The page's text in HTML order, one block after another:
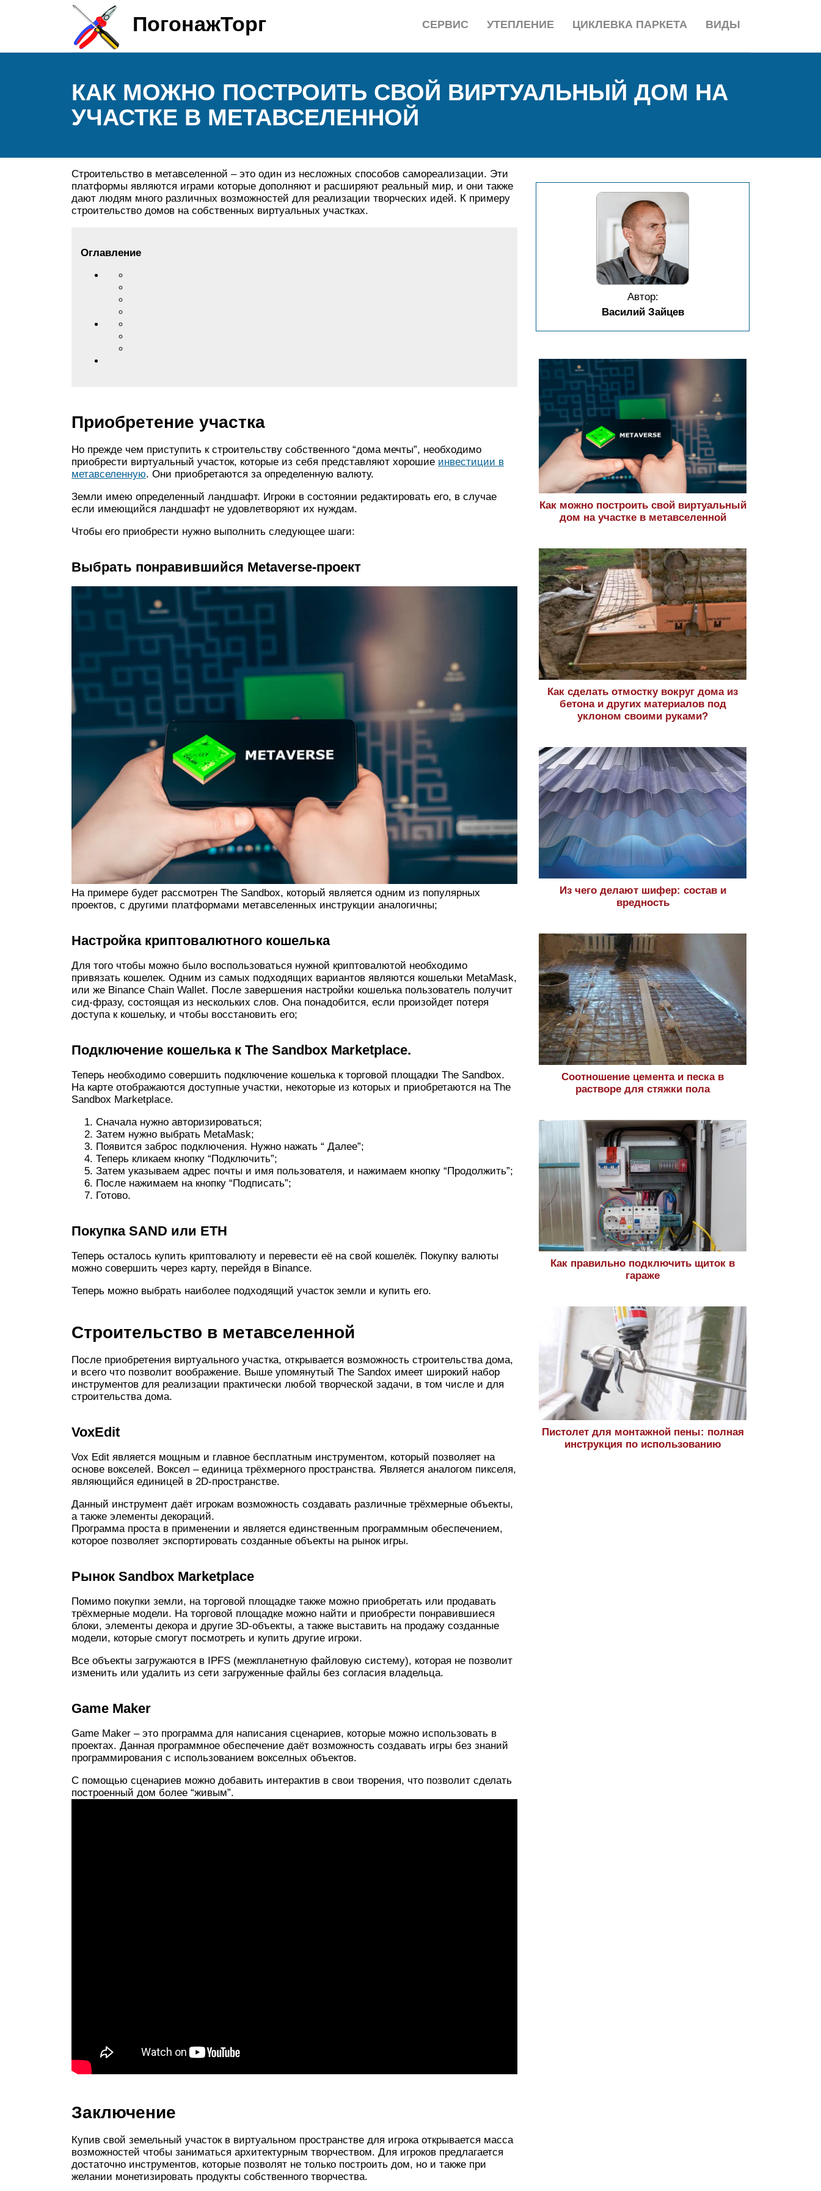
ПогонажТорг ВИДЫ
ЦИКЛЕВКА ПАРКЕТА
УТЕПЛЕНИЕ
СЕРВИС
КАК МОЖНО ПОСТРОИТЬ СВОЙ ВИРТУАЛЬНЫЙ ДОМ НА
УЧАСТКЕ В МЕТАВСЕЛЕННОЙ
Строительство в метавселенной – это один из несложных способов самореализации. Эти
платформы являются играми которые дополняют и расширяют реальный мир, и они также
дают людям много различных возможностей для реализации творческих идей. К примеру
строительство домов на собственных виртуальных участках.
Оглавление
Приобретение участка
Но прежде чем приступить к строительству собственного “дома мечты”, необходимо
приобрести виртуальный участок, которые из себя представляют хорошие инвестиции в
метавселенную. Они приобретаются за определенную валюту.
Земли имею определенный ландшафт. Игроки в состоянии редактировать его, в случае
если имеющийся ландшафт не удовлетворяют их нуждам.
Чтобы его приобрести нужно выполнить следующее шаги:
Выбрать понравившийся Metaverse-проект
На примере будет рассмотрен The Sandbox, который является одним из популярных
проектов, с другими платформами метавселенных инструкции аналогичны;
Настройка криптовалютного кошелька
Для того чтобы можно было воспользоваться нужной криптовалютой необходимо
привязать кошелек. Одним из самых подходящих вариантов являются кошельки MetaMask,
или же Binance Chain Wallet. После завершения настройки кошелька пользователь получит
сид-фразу, состоящая из нескольких слов. Она понадобится, если произойдет потеря
доступа к кошельку, и чтобы восстановить его;
Подключение кошелька к The Sandbox Marketplace.
Теперь необходимо совершить подключение кошелька к торговой площадки The Sandbox.
На карте отображаются доступные участки, некоторые из которых и приобретаются на The
Sandbox Marketplace.
Сначала нужно авторизироваться;
Затем нужно выбрать MetaMask;
Появится заброс подключения. Нужно нажать “ Далее”;
Теперь кликаем кнопку “Подключить”;
Затем указываем адрес почты и имя пользователя, и нажимаем кнопку “Продолжить”;
После нажимаем на кнопку “Подписать”;
Готово.
Покупка SAND или ETH
Теперь осталось купить криптовалюту и перевести её на свой кошелёк. Покупку валюты
можно совершить через карту, перейдя в Binance.
Теперь можно выбрать наиболее подходящий участок земли и купить его.
Строительство в метавселенной
После приобретения виртуального участка, открывается возможность строительства дома,
и всего что позволит воображение. Выше упомянутый The Sandox имеет широкий набор
инструментов для реализации практически любой творческой задачи, в том числе и для
строительства дома.
VoxEdit
Vox Edit является мощным и главное бесплатным инструментом, который позволяет на
основе вокселей. Воксел – единица трёхмерного пространства. Является аналогом пикселя,
являющийся единицей в 2D-пространстве.
Данный инструмент даёт игрокам возможность создавать различные трёхмерные объекты,
а также элементы декораций.
Программа проста в применении и является единственным программным обеспечением,
которое позволяет экспортировать созданные объекты на рынок игры.
Рынок Sandbox Marketplace
Помимо покупки земли, на торговой площадке также можно приобретать или продавать
трёхмерные модели. На торговой площадке можно найти и приобрести понравившиеся
блоки, элементы декора и другие 3D-объекты, а также выставить на продажу созданные
модели, которые смогут посмотреть и купить другие игроки.
Все объекты загружаются в IPFS (межпланетную файловую систему), которая не позволит
изменить или удалить из сети загруженные файлы без согласия владельца.
Game Maker
Game Maker – это программа для написания сценариев, которые можно использовать в
проектах. Данная программное обеспечение даёт возможность создавать игры без знаний
программирования с использованием вокселных объектов.
С помощью сценариев можно добавить интерактив в свои творения, что позволит сделать
построенный дом более “живым”.
Заключение
Купив свой земельный участок в виртуальном пространстве для игрока открывается масса
возможностей чтобы заниматься архитектурным творчеством. Для игроков предлагается
достаточно инструментов, которые позволят не только построить дом, но и также при
желании монетизировать продукты собственного творчества.
Автор:
Василий Зайцев
Как можно построить свой виртуальный
дом на участке в метавселенной
Как сделать отмостку вокруг дома из
бетона и других материалов под
уклоном своими руками?
Из чего делают шифер: состав и
вредность
Соотношение цемента и песка в
растворе для стяжки пола
Как правильно подключить щиток в
гараже
Пистолет для монтажной пены: полная
инструкция по использованию